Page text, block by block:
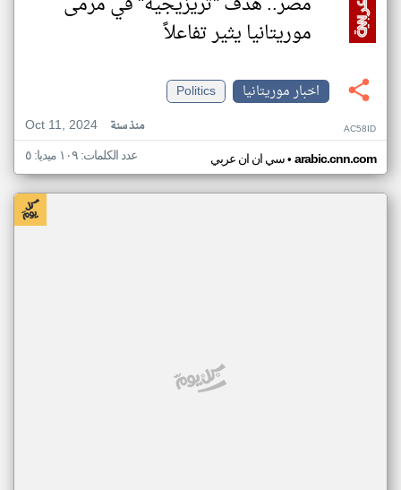
موريتانيا يثير تفاعلاً
اخبار موريتانيا
Politics
Oct 11, 2024
منذ سنة AC58ID
سي ان ان عربي• arabic.cnn.com عدد الكلمات: ١٠٩ ميديا: ٥